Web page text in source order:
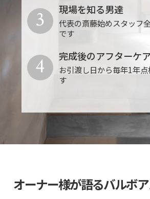
現場を知る男達
代表の斎藤始めスタッフ
です
3
完成後のアフターケ
お引渡し日から毎年1年
す
4
オーナー様が語るバルボ